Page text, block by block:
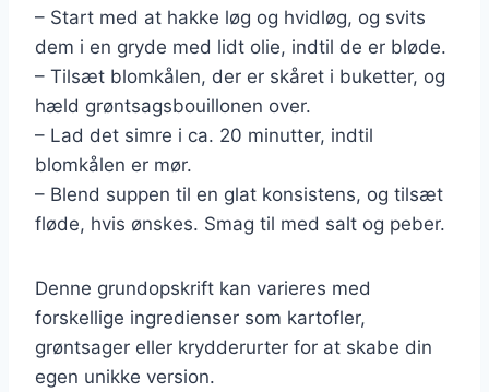
– Start med at hakke løg og hvidløg, og svits
dem i en gryde med lidt olie, indtil de er bløde.
– Tilsæt blomkålen, der er skåret i buketter, og
hæld grøntsagsbouillonen over.
– Lad det simre i ca. 20 minutter, indtil
blomkålen er mør.
– Blend suppen til en glat konsistens, og tilsæt
fløde, hvis ønskes. Smag til med salt og peber.
Denne grundopskrift kan varieres med
forskellige ingredienser som kartofler,
grøntsager eller krydderurter for at skabe din
egen unikke version.